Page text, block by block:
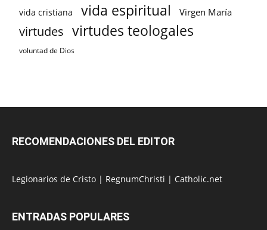
vida cristiana vida espiritual Virgen María
virtudes virtudes teologales
voluntad de Dios
RECOMENDACIONES DEL EDITOR
Legionarios de Cristo | RegnumChristi | Catholic.net
ENTRADAS POPULARES